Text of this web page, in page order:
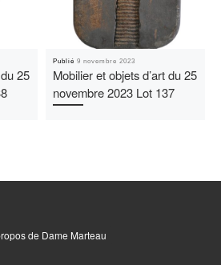
25
Publié9 novembre 2023
Mobilier et objets d’art du 25
novembre 2023 Lot 137
de Dame Marteau